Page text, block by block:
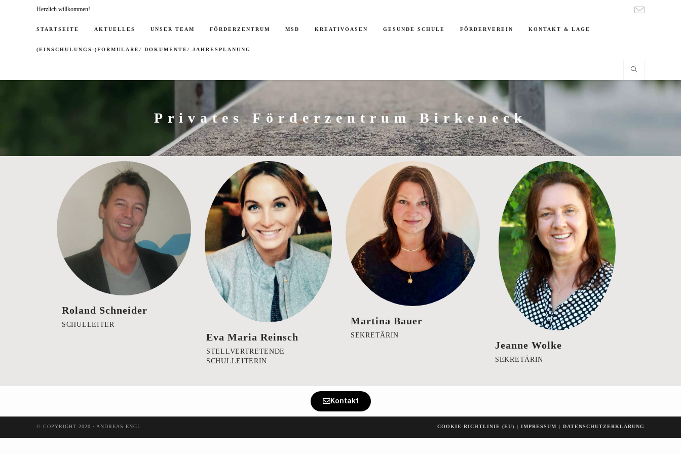
Herzlich willkommen!
STARTSEITE AKTUELLES UNSER TEAM FÖRDERZENTRUM MSD KREATIVOASEN GESUNDE SCHULE FÖRDERVEREIN KONTAKT & LAGE
(EINSCHULUNGS-)FORMULARE/ DOKUMENTE/ JAHRESPLANUNG
Privates Förderzentrum Birkeneck
Roland Schneider
SCHULLEITER
Eva Maria Reinsch
STELLVERTRETENDE
SCHULLEITERIN
Martina Bauer
SEKRETÄRIN
Jeanne Wolke
SEKRETÄRIN
Kontakt
COOKIE-RICHTLINIE (EU) IMPRESSUM DATENSCHUTZERKLÄRUNG
© COPYRIGHT 2020 · ANDREAS ENGL